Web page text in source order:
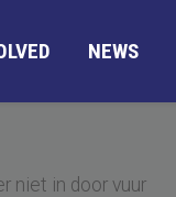
NEWS
niet in door vuur